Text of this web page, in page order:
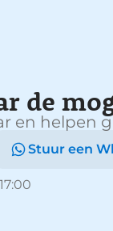
de
en helpen
Stuur een